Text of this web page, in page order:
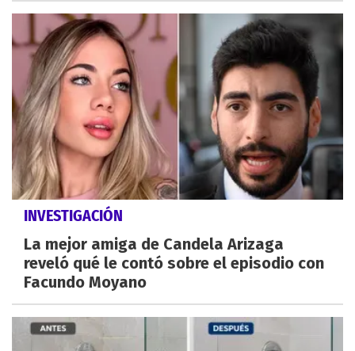
INVESTIGACIÓN
La mejor amiga de Candela Arizaga
reveló qué le contó sobre el episodio con
Facundo Moyano